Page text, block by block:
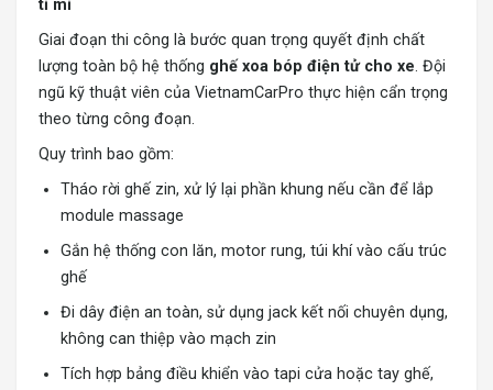
tỉ mỉ
Giai đoạn thi công là bước quan trọng quyết định chất
lượng toàn bộ hệ thống ghế xoa bóp điện tử cho xe. Đội
ngũ kỹ thuật viên của VietnamCarPro thực hiện cẩn trọng
theo từng công đoạn.
Quy trình bao gồm:
Tháo rời ghế zin, xử lý lại phần khung nếu cần để lắp
module massage
Gắn hệ thống con lăn, motor rung, túi khí vào cấu trúc
ghế
Đi dây điện an toàn, sử dụng jack kết nối chuyên dụng,
không can thiệp vào mạch zin
Tích hợp bảng điều khiển vào tapi cửa hoặc tay ghế,